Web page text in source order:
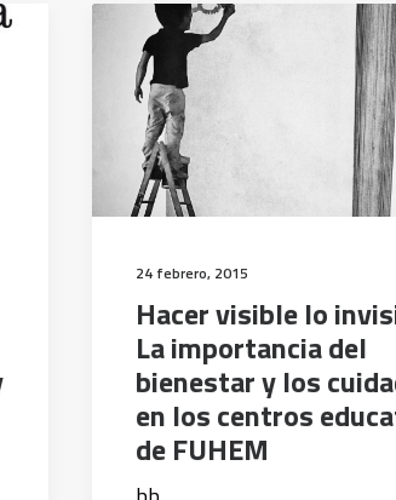
24 febrero, 2015
Hacer visible lo
La importancia del
bienestar y los
en los centros
de FUHEM